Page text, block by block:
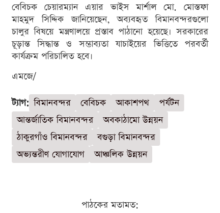
বেবিচক চেয়ারম্যান এয়ার ভাইস মার্শাল মো. মোস্তফা
মাহমুদ সিদ্দিক জানিয়েছেন, অব্যবহৃত বিমানবন্দরগুলো
চালুর বিষয়ে মন্ত্রণালয়ে প্রস্তাব পাঠানো হয়েছে। সরকারের
চূড়ান্ত সিদ্ধান্ত ও সম্ভাব্যতা যাচাইয়ের ভিত্তিতে পরবর্তী
কার্যক্রম পরিচালিত হবে।
এমজে/
ট্যাগ: বিমানবন্দর বেবিচক আকাশপথ
পর্যটন
আন্তর্জাতিক বিমানবন্দর
অবকাঠামো উন্নয়ন
ঠাকুরগাঁও বিমানবন্দর
বগুড়া বিমানবন্দর
অভ্যন্তরীণ যোগাযোগ
আঞ্চলিক উন্নয়ন
পাঠকের মতামত: